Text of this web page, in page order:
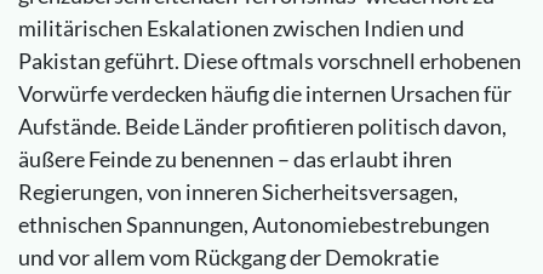
militärischen Eskalationen zwischen Indien und
Pakistan geführt. Diese oftmals vorschnell erhobenen
Vorwürfe verdecken häufig die internen Ursachen für
Aufstände. Beide Länder profitieren politisch davon,
äußere Feinde zu benennen – das erlaubt ihren
Regierungen, von inneren Sicherheitsversagen,
ethnischen Spannungen, Autonomiebestrebungen
und vor allem vom Rückgang der Demokratie